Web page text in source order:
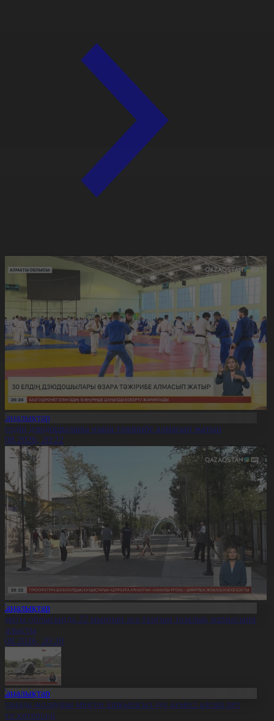
елдің дзюдошылары өзара тәжірибе алмасып жатыр
20:22
облысында 22 мыңнан аса тұрғын тазалық жұмысына
20:20
жолаушы мінген ұшқышсыз әуе кемесі алғаш рет
көтерілді